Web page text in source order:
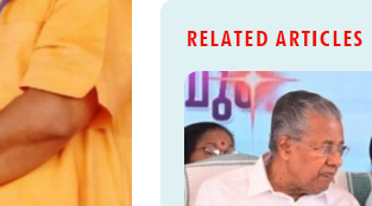
RELATED ARTICLES